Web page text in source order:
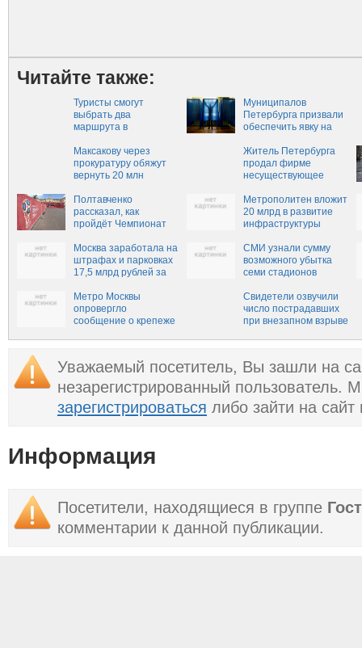
Читайте также:
Туристы смогут
выбрать два
маршрута в
Москвы»
Муниципалов
Петербурга призвали
обеспечить явку на
выборах
Максакову через
прокуратуру обяжут
вернуть 20 млн
Житель Петербурга
продал фирме
несуществующее
Полтавченко
рассказал, как
пройдёт Чемпионат
Метрополитен вложит
20 млрд в развитие
инфраструктуры
Москва заработала на
штрафах и парковках
17,5 млрд рублей за
СМИ узнали сумму
возможного убытка
семи стадионов
Метро Москвы
опровергло
сообщение о крепеже
Свидетели озвучили
число пострадавших
при внезапном взрыве
Уважаемый посетитель, Вы зашли на
незарегистрированный
зарегистрироваться либо зайти на
Информация
Посетители, находящиеся в группе
комментарии к данной публикации.